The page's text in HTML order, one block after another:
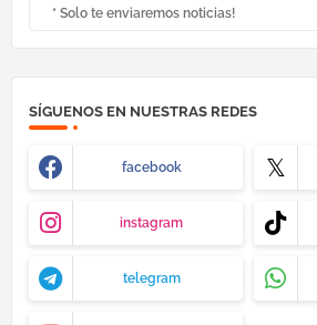
* Solo te enviaremos noticias!
SÍGUENOS EN NUESTRAS REDES
facebook
instagram
telegram